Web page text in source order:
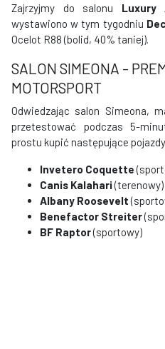
Zajrzyjmy do salonu Luxury
wystawiono w tym tygodniu
Ocelot R88 (bolid, 40% taniej).
SALON SIMEONA -
MOTORSPORT
Odwiedzając salon Simeona,
przetestować podczas 5-
prostu kupić następujące
Invetero Coquette
Canis Kalahari(terenowy)
Albany Roosevelt
Benefactor Streiter
BF Raptor(sportowy)